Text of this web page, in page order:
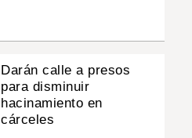
Darán calle a presos
para disminuir
hacinamiento en
cárceles